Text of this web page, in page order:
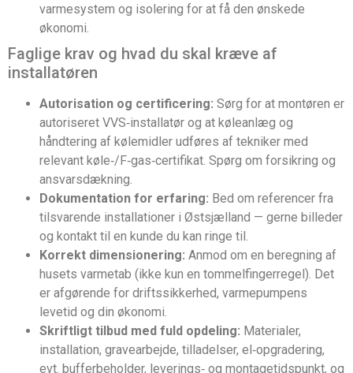
varmesystem og isolering for at få den ønskede
økonomi.
Faglige krav og hvad du skal kræve af
installatøren
Autorisation og certificering: Sørg for at montøren er
autoriseret VVS‑installatør og at køleanlæg og
håndtering af kølemidler udføres af tekniker med
relevant køle‑/F‑gas‑certifikat. Spørg om forsikring og
ansvarsdækning.
Dokumentation for erfaring: Bed om referencer fra
tilsvarende installationer i Østsjælland — gerne billeder
og kontakt til en kunde du kan ringe til.
Korrekt dimensionering: Anmod om en beregning af
husets varmetab (ikke kun en tommelfingerregel). Det
er afgørende for driftssikkerhed, varmepumpens
levetid og din økonomi.
Skriftligt tilbud med fuld opdeling: Materialer,
installation, gravearbejde, tilladelser, el‑opgradering,
evt. bufferbeholder, leverings‑ og montagetidspunkt, og